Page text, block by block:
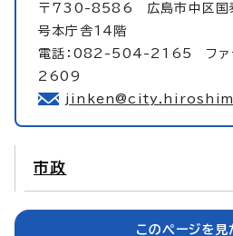
〒730-8586 広島市中区国
号本庁舎14階
電話：082-504-2165 ファ
2609
市政
このページを見